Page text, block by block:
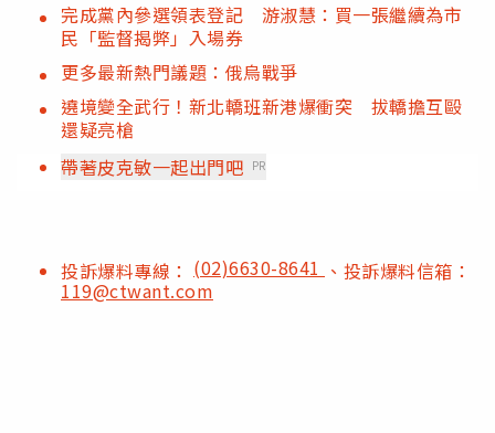
完成黨內參選領表登記 游淑慧：買一張繼續為市
民「監督揭弊」入場券
更多最新熱門議題：俄烏戰爭
遶境變全武行！新北轎班新港爆衝突 拔轎擔互毆
還疑亮槍
帶著皮克敏一起出門吧 PR
投訴爆料專線： (02)6630-8641 、投訴爆料信箱：
119@ctwant.com